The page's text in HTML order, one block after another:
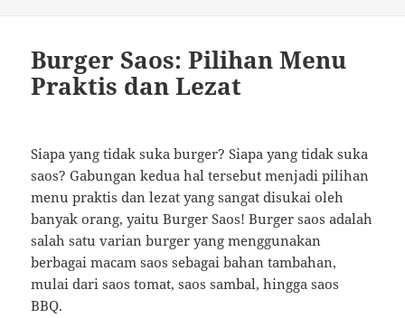
Burger Saos: Pilihan Menu
Praktis dan Lezat
Siapa yang tidak suka burger? Siapa yang tidak suka
saos? Gabungan kedua hal tersebut menjadi pilihan
menu praktis dan lezat yang sangat disukai oleh
banyak orang, yaitu Burger Saos! Burger saos adalah
salah satu varian burger yang menggunakan
berbagai macam saos sebagai bahan tambahan,
mulai dari saos tomat, saos sambal, hingga saos
BBQ.